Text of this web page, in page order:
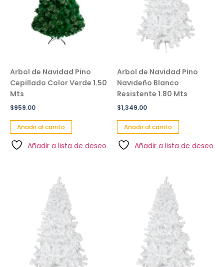
Arbol de Navidad Pino
Cepillado Color Verde 1.50
Mts
$959.00
Añadir al carrito
Añadir a lista de deseo
Arbol de Navidad Pino
Navideño Blanco
Resistente 1.80 Mts
$1,349.00
Añadir al carrito
Añadir a lista de deseo